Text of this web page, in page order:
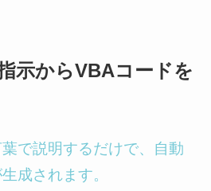
示からVBAコードを
で説明するだけで、自動
成されます。